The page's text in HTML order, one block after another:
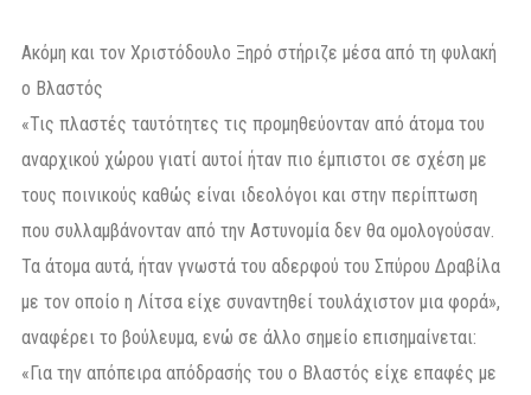
Ακόμη και τον Χριστόδουλο Ξηρό στήριζε μέσα από τη φυλακή
ο Βλαστός
«Τις πλαστές ταυτότητες τις προμηθεύονταν από άτομα του
αναρχικού χώρου γιατί αυτοί ήταν πιο έμπιστοι σε σχέση με
τους ποινικούς καθώς είναι ιδεολόγοι και στην περίπτωση
που συλλαμβάνονταν από την Αστυνομία δεν θα ομολογούσαν.
Τα άτομα αυτά, ήταν γνωστά του αδερφού του Σπύρου Δραβίλα
με τον οποίο η Λίτσα είχε συναντηθεί τουλάχιστον μια φορά»,
αναφέρει το βούλευμα, ενώ σε άλλο σημείο επισημαίνεται:
«Για την απόπειρα απόδρασής του ο Βλαστός είχε επαφές με